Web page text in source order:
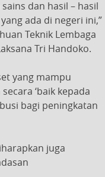
dan hasil – hasil
ada di negeri ini,”
Teknik Lembaga
Tri Handoko.
yang mampu
‘baik kepada
bagi peningkatan
juga